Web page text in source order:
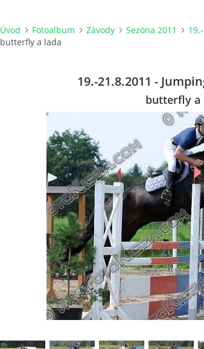
Úvod Fotoalbum Závody Sezóna 2011
butterfly a lada
19.-21.8.2011 -
butterfly a